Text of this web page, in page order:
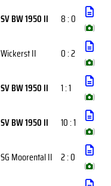
SV BW 1950 II 8 : 0
( )
Wickerst II 0 : 2
( )
SV BW 1950 II 1 : 1
( )
SV BW 1950 II 10 : 1
( )
SG Moorental II 2 : 0
( )